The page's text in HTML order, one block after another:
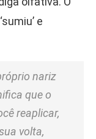
e
nariz
que o
reaplicar,
volta,